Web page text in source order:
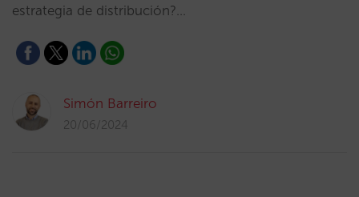
estrategia de distribución?…
Simón Barreiro
20/06/2024